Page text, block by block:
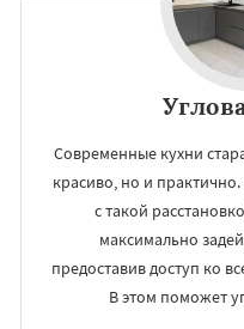
Современные кухни
красиво, но и
с такой
максимально
предоставив доступ ко
В этом поможет